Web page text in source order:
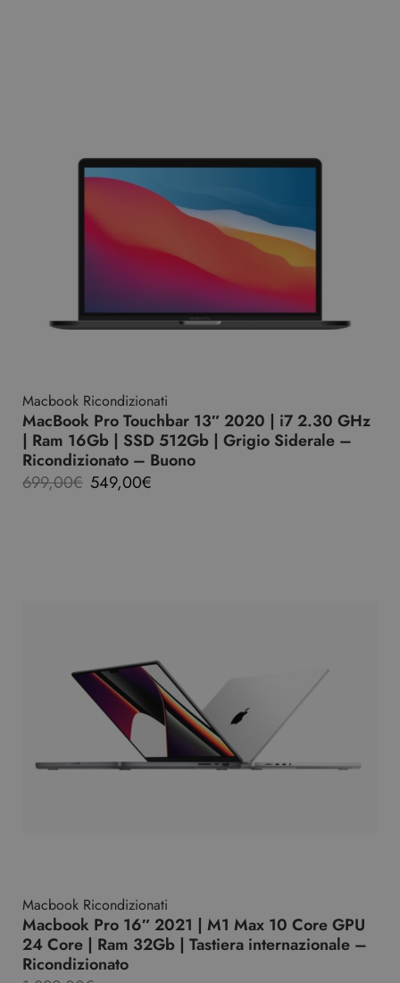
Macbook Ricondizionati
MacBook Pro Touchbar 13″ 2020 | i7 2.30 GHz
| Ram 16Gb | SSD 512Gb | Grigio Siderale –
Ricondizionato – Buono
699,00€ 549,00€
Macbook Ricondizionati
Macbook Pro 16″ 2021 | M1 Max 10 Core GPU
24 Core | Ram 32Gb | Tastiera internazionale –
Ricondizionato